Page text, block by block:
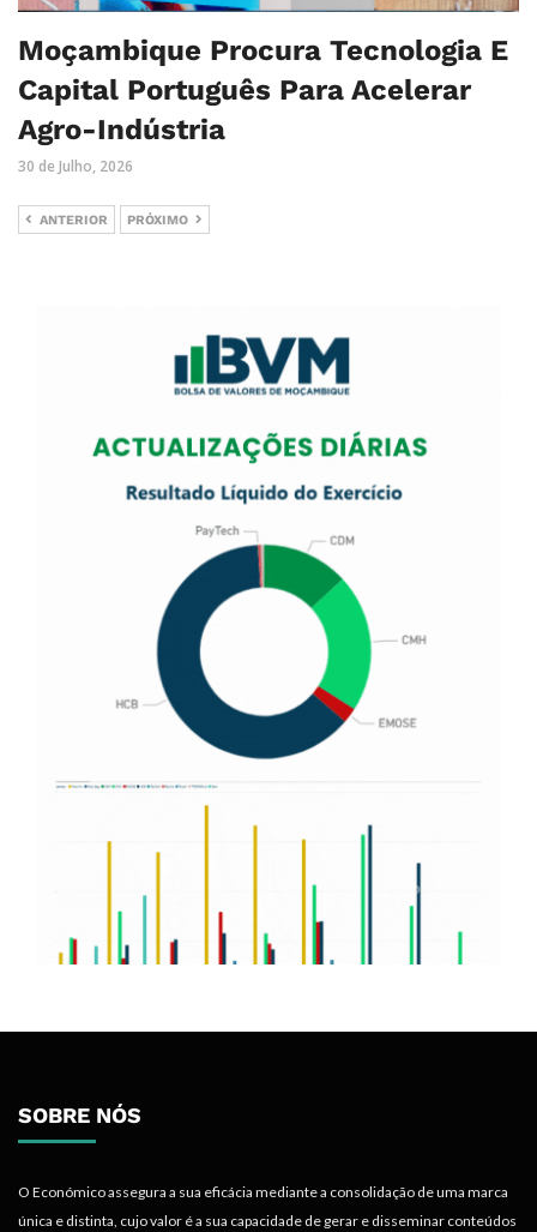
Moçambique Procura Tecnologia E
Capital Português Para Acelerar
Agro-Indústria
30 de Julho, 2026
ANTERIOR PRÓXIMO
SOBRE NÓS
O Económico assegura a sua eficácia mediante a consolidação de uma marca
única e distinta, cujo valor é a sua capacidade de gerar e disseminar conteúdos